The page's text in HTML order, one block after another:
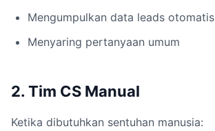
Mengumpulkan data leads otomatis
Menyaring pertanyaan umum
2. Tim CS Manual
Ketika dibutuhkan sentuhan manusia: